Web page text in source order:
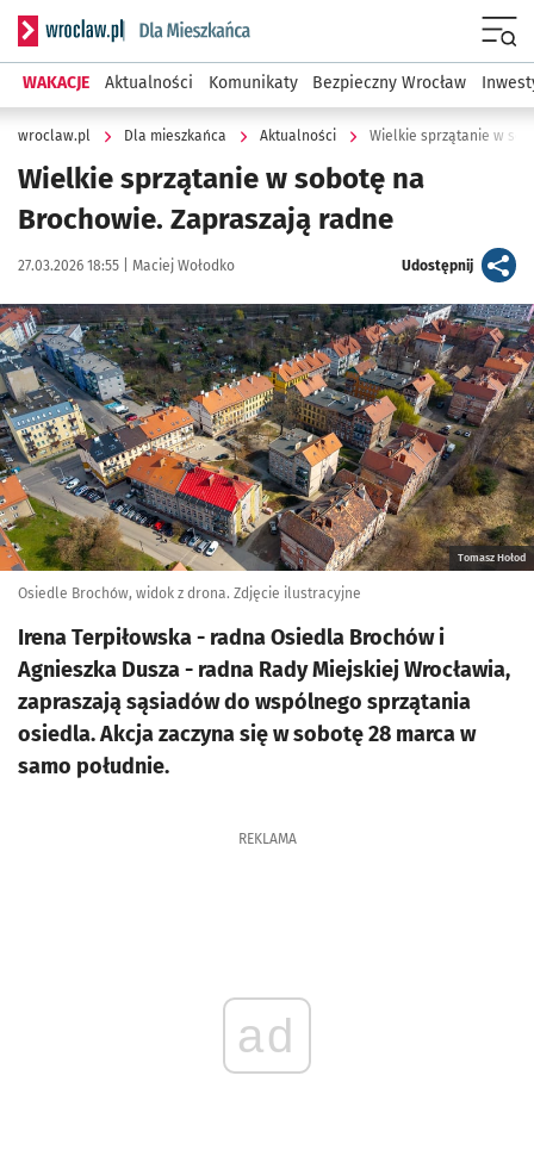
Serwis informacyjny wroclaw.pl podserwis: Dla mieszkańca
WAKACJE Aktualności Komunikaty Bezpieczny Wrocław
wroclaw.pl Dla mieszkańca Aktualności Wielkie sprzątanie w
Wielkie sprzątanie w sobotę na
Brochowie. Zapraszają radne
Data publikacji:
27.03.2026 18:55 | Autor:
Maciej Wołodko Udostępnijartykuł
Kliknij, aby powiększyć
Tomasz Hołod
Osiedle Brochów, widok z drona. Zdjęcie ilustracyjne
Irena Terpiłowska - radna Osiedla Brochów i
Agnieszka Dusza - radna Rady Miejskiej Wrocławia,
zapraszają sąsiadów do wspólnego sprzątania
osiedla. Akcja zaczyna się w sobotę 28 marca w
samo południe.
REKLAMA
ad